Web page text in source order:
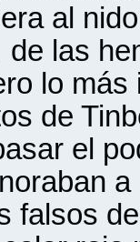
al
las
lo
de
el
falsos